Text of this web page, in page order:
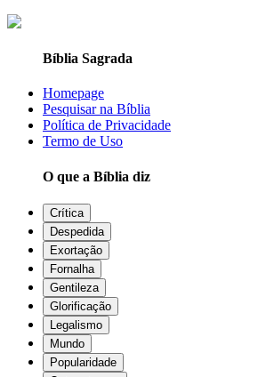
Bíblia Sagrada
Homepage
Pesquisar na Bíblia
Política de Privacidade
Termo de Uso
O que a Bíblia diz
Crítica
Despedida
Exortação
Fornalha
Gentileza
Glorificação
Legalismo
Mundo
Popularidade